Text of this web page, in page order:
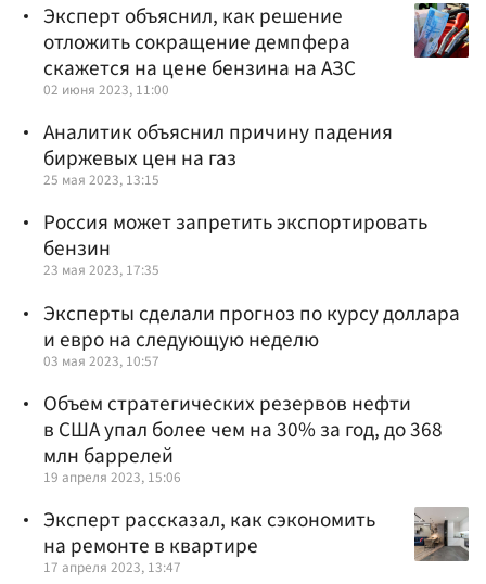
Эксперт объяснил, как решение
отложить сокращение демпфера
скажется на цене бензина на АЗС
02 июня 2023, 11:00
Аналитик объяснил причину падения
биржевых цен на газ
25 мая 2023, 13:15
Россия может запретить экспортировать
бензин
23 мая 2023, 17:35
Эксперты сделали прогноз по курсу доллара
и евро на следующую неделю
03 мая 2023, 10:57
Объем стратегических резервов нефти
в США упал более чем на 30% за год, до 368
млн баррелей
19 апреля 2023, 15:06
Эксперт рассказал, как сэкономить
на ремонте в квартире
17 апреля 2023, 13:47